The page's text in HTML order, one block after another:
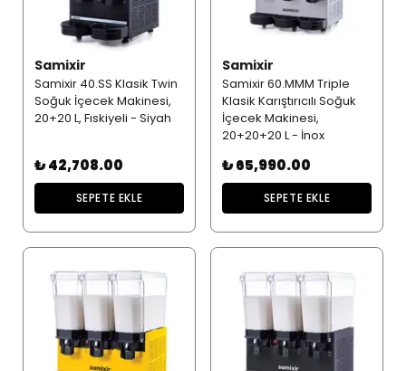
Samixir
Samixir 40.SS Klasik Twin
Soğuk İçecek Makinesi,
20+20 L, Fıskiyeli - Siyah
₺ 42,708.00
SEPETE EKLE
Samixir
Samixir 60.MMM Triple
Klasik Karıştırıcılı Soğuk
İçecek Makinesi,
20+20+20 L - İnox
₺ 65,990.00
SEPETE EKLE